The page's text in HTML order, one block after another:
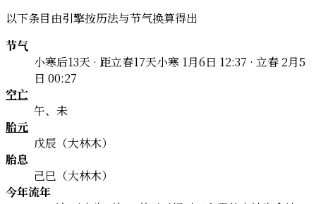
以下条目由引擎按历法与节气换算得出
节气
小寒后13天 · 距立春17天小寒 1月6日 12:37 · 立春 2月5
日 00:27
空亡
午、未
胎元
戊辰（大林木）
胎息
己巳（大林木）
今年流年